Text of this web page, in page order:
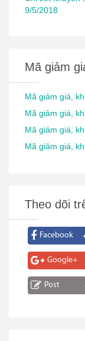
9/5/2018
Mã giảm
Mã giảm giá,
Mã giảm giá,
Mã giảm giá,
Mã giảm giá,
Theo dõi
Facebook
Google+
Post